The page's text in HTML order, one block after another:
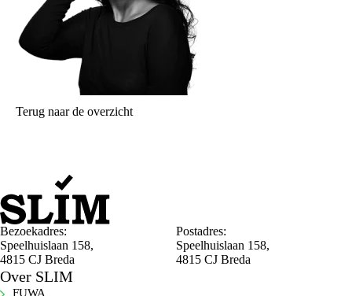
Terug naar de overzicht
Bezoekadres:
Speelhuislaan 158,
4815 CJ Breda
Postadres:
Speelhuislaan 158,
4815 CJ Breda
Over SLIM
FUWA